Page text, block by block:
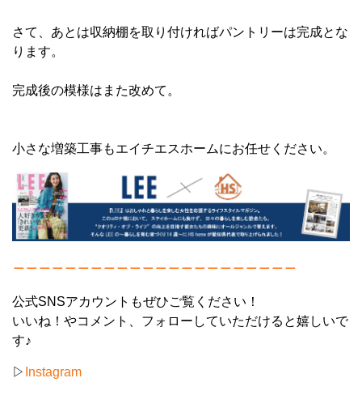
さて、あとは収納棚を取り付ければパントリーは完成とな
ります。
完成後の模様はまた改めて。
小さな増築工事もエイチエスホームにお任せください。
公式SNSアカウントもぜひご覧ください！
いいね！やコメント、フォローしていただけると嬉しいで
す♪
▷ Instagram